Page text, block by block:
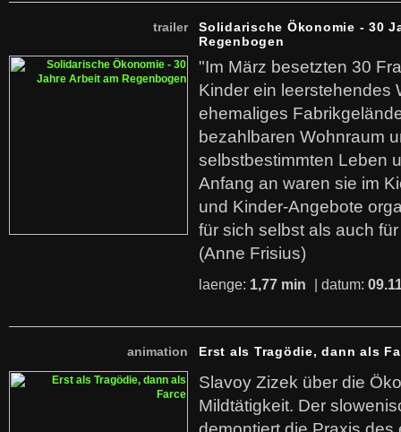
trailer
Solidarische Ökonomie - 30
Regenbogen
"Im März besetzten 30
Kinder ein leerstehendes
ehemaliges
bezahlbaren Wohnraum
selbstbestimmten Leben
Anfang an waren sie im
und Kinder-Angebote
für sich selbst als auch
(Anne Frisius)
laenge: 1,77 min | datum:
animation Erst als Tragödie, dann als
Slavoy Zizek über die
Mildtätigkeit. Der